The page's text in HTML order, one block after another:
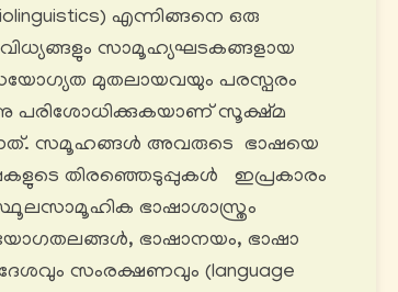
എന്നിങ്ങനെ ഒരു
സാമൂഹ്യഘടകങ്ങളായ
മുതലായവയും പരസ്പരം
പരിശോധിക്കുകയാണ് സൂക്ഷ്മ
സമൂഹങ്ങൾ അവരുടെ ഭാഷയെ
തിരഞ്ഞെടുപ്പുകൾ ഇപ്രകാരം
ഭാഷാശാസ്ത്രം
ഭാഷാനയം, ഭാഷാ
സംരക്ഷണവും (language